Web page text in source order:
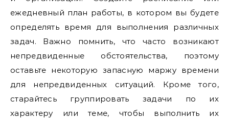
ежедневный план работы, в котором вы будете
определять время для выполнения различных
задач. Важно помнить, что часто возникают
непредвиденные обстоятельства, поэтому
оставьте некоторую запасную маржу времени
для непредвиденных ситуаций. Кроме того,
старайтесь группировать задачи по их
характеру или теме, чтобы выполнить их